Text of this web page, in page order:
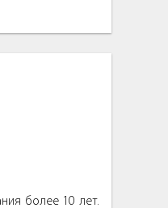
более 10 лет.